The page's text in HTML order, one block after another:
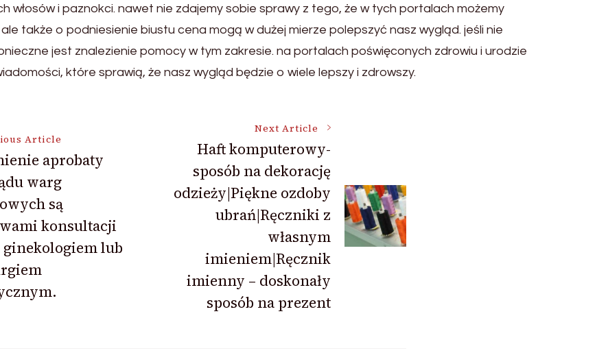
i paznokci. nawet nie zdajemy sobie sprawy z tego, że w tych portalach możemy
także o podniesienie biustu cena mogą w dużej mierze polepszyć nasz wygląd. jeśli nie
jest znalezienie pomocy w tym zakresie. na portalach poświęconych zdrowiu i urodzie
które sprawią, że nasz wygląd będzie o wiele lepszy i zdrowszy.
Article
aprobaty
warg
są
konsultacji
ginekologiem lub
Next Article
Haft komputerowy-
sposób na dekorację
odzieży|Piękne ozdoby
ubrań|Ręczniki z
własnym
imieniem|Ręcznik
imienny – doskonały
sposób na prezent